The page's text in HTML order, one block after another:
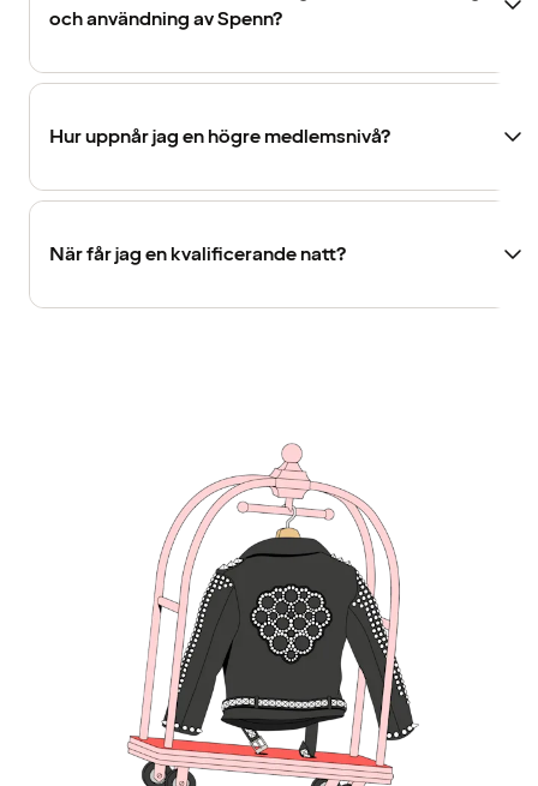
och användning av Spenn?
Hur uppnår jag en högre medlemsnivå?
När får jag en kvalificerande natt?